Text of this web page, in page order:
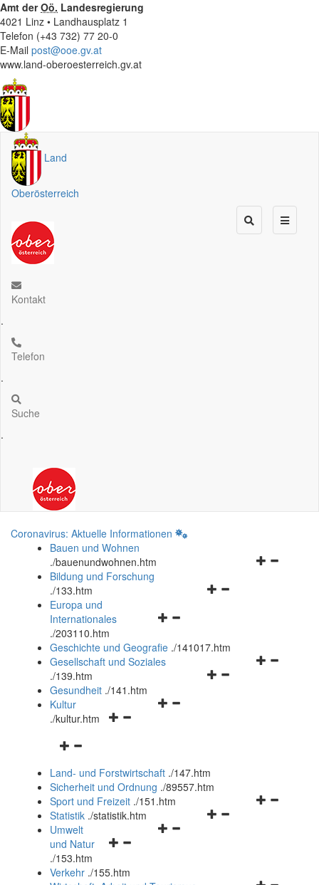
Amt derOö. Landesregierung
4021 Linz • Landhausplatz 1
Telefon (+43 732) 77 20-0
E-Mail post@ooe.gv.at
www.land-oberoesterreich.gv.at
Land
Oberösterreich
Kontakt
.
Telefon
.
Suche
.
Coronavirus: Aktuelle Informationen
Bauen und Wohnen
./bauenundwohnen.htm
Navigationsmenü
Bildung und Forschung
./133.htm
Navigationsmenü
und
schließen
Europa und
Internationales
./203110.htm
Geschichte und Geografie ./141017.htm
Navigationsmenü
Gesellschaft und Soziales
./139.htm
Navigationsmenü
Gesundheit ./141.htm
Navigationsmenü
Kultur
./kultur.htm
Navigationsmenü
und
schließen
Land- und Forstwirtschaft ./147.htm
Sicherheit und Ordnung ./89557.htm
Navigationsmenü
Sport und Freizeit ./151.htm
Navigationsmenü
Statistik ./statistik.htm
Navigationsmenü
und
Umwelt
und Natur
./153.htm
Verkehr ./155.htm